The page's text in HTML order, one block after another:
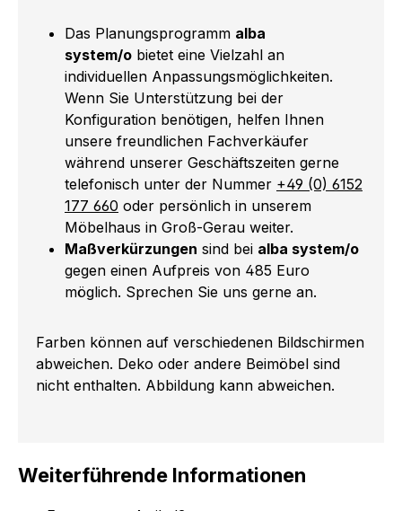
Das Planungsprogramm alba
system/o bietet eine Vielzahl an
individuellen Anpassungsmöglichkeiten.
Wenn Sie Unterstützung bei der
Konfiguration benötigen, helfen Ihnen
unsere freundlichen Fachverkäufer
während unserer Geschäftszeiten gerne
telefonisch unter der Nummer +49 (0) 6152
177 660 oder persönlich in unserem
Möbelhaus in Groß-Gerau weiter.
Maßverkürzungen sind bei alba system/o
gegen einen Aufpreis von 485 Euro
möglich. Sprechen Sie uns gerne an.
Farben können auf verschiedenen Bildschirmen
abweichen. Deko oder andere Beimöbel sind
nicht enthalten. Abbildung kann abweichen.
Weiterführende Informationen